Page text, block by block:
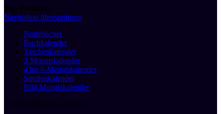
Top Produkte
Navigation überspringen
Notizbücher
Buchkalender
Taschenkalender
3-Monatskalender
4 bis 6-Monatskalender
Streifenkalender
Bild-Monatskalender
© 2026 druckhaus boeken